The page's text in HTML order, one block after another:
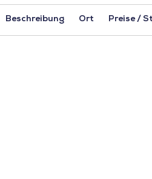
Beschreibung Ort Preise /